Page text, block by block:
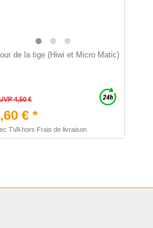
de la tige (Hiwi et Micro Matic)
4,50 €
€ *
TVAhors Frais de livraison